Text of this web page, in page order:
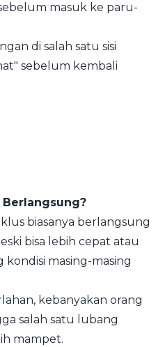
masuk ke paru-
di salah satu sisi
sebelum kembali
Berlangsung?
biasanya berlangsung
bisa lebih cepat atau
masing-masing
kebanyakan orang
salah satu lubang
mampet.